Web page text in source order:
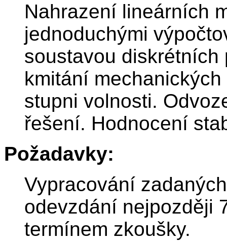
Nahrazení lineárních
jednoduchými
soustavou diskrétních
kmitání
stupni volnosti.
řešení. Hodnocení
Požadavky:
Vypracování
odevzdání nejpozději
termínem zkoušky.